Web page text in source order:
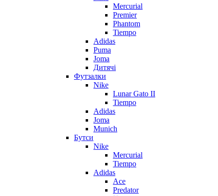
Mercurial
Premier
Phantom
Tiempo
Adidas
Puma
Joma
Дитячі
Футзалки
Nike
Lunar Gato II
Tiempo
Adidas
Joma
Munich
Бутси
Nike
Mercurial
Tiempo
Adidas
Ace
Predator